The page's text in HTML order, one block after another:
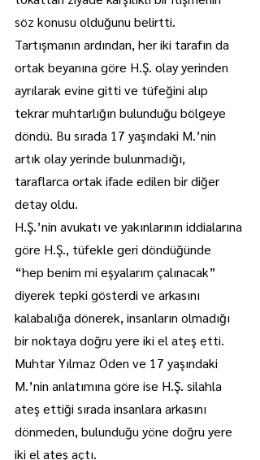
söz konusu olduğunu belirtti.
Tartışmanın ardından, her iki tarafın da
ortak beyanına göre H.Ş. olay yerinden
ayrılarak evine gitti ve tüfeğini alıp
tekrar muhtarlığın bulunduğu bölgeye
döndü. Bu sırada 17 yaşındaki M.’nin
artık olay yerinde bulunmadığı,
taraflarca ortak ifade edilen bir diğer
detay oldu.
H.Ş.’nin avukatı ve yakınlarının iddialarına
göre H.Ş., tüfekle geri döndüğünde
“hep benim mi eşyalarım çalınacak”
diyerek tepki gösterdi ve arkasını
kalabalığa dönerek, insanların olmadığı
bir noktaya doğru yere iki el ateş etti.
Muhtar Yılmaz Öden ve 17 yaşındaki
M.’nin anlatımına göre ise H.Ş. silahla
ateş ettiği sırada insanlara arkasını
dönmeden, bulunduğu yöne doğru yere
iki el ateş açtı.